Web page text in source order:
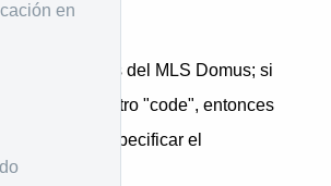
en
de proyectos del MLS Domus; si
tiene el parámetro "code", entonces
el valor 0 y especificar el